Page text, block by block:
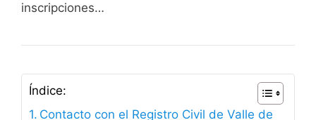
inscripciones…
Índice:
Contacto con el Registro Civil de Valle de